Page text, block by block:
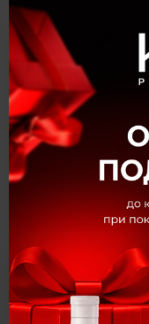
Добро
Пинцет для бровей
Длина 11 см
Вид товара
Оттенок
Описание
Пинцет для бровей